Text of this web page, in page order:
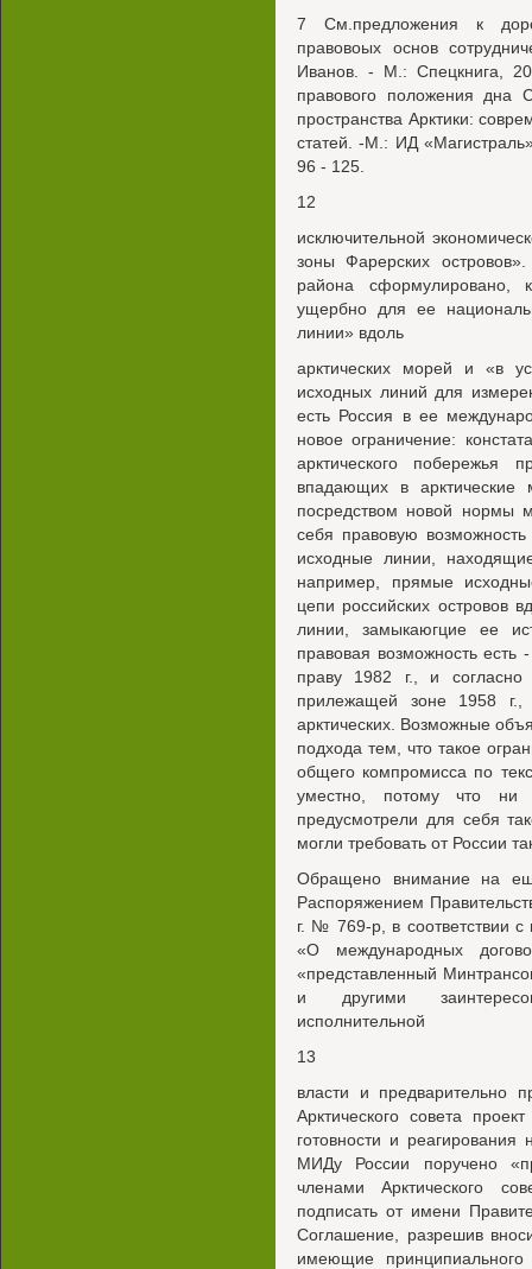
7 См.предложения к
правовоых основ
Иванов. - М.: Спецкнига,
правового положения дна
пространства Арктики:
статей. -М.: ИД
96 - 125.
12
исключительной
зоны Фарерских
района сформулировано,
ущербно для ее
линии» вдоль
арктических морей и «в
исходных линий для
есть Россия в ее
новое ограничение:
арктического побережья
впадающих в
посредством новой нормы
себя правовую
исходные линии,
например, прямые
цепи российских островов
линии, замыкаюгцие ее
правовая возможность
праву 1982 г., и
прилежащей зоне 1958 г.,
арктических. Возможные
подхода тем, что такое
общего компромисса по
уместно, потому что
предусмотрели для себя
могли требовать от России
Обращено внимание на
Распоряжением
г. № 769-р, в соответствии с
«О международных
«представленный
и другими
исполнительной
13
власти и предварительно
Арктического совета
готовности и
МИДу России поручено
членами Арктического
подписать от имени
Соглашение, разрешив
имеющие